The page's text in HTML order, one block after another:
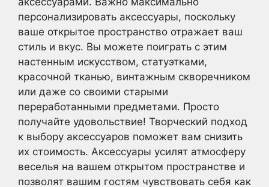
персонализировать аксессуары, поскольку
ваше открытое пространство отражает ваш
стиль и вкус. Вы можете поиграть с этим
настенным искусством, статуэтками,
красочной тканью, винтажным скворечником
или даже со своими старыми
переработанными предметами. Просто
получайте удовольствие! Творческий подход
к выбору аксессуаров поможет вам снизить
их стоимость. Аксессуары усилят атмосферу
веселья на вашем открытом пространстве и
позволят вашим гостям чувствовать себя как